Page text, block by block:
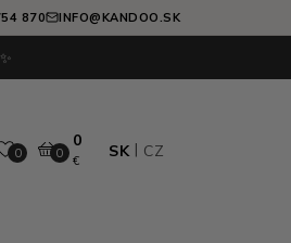
870 INFO@KANDOO.SK
0 0
0
€
SK CZ